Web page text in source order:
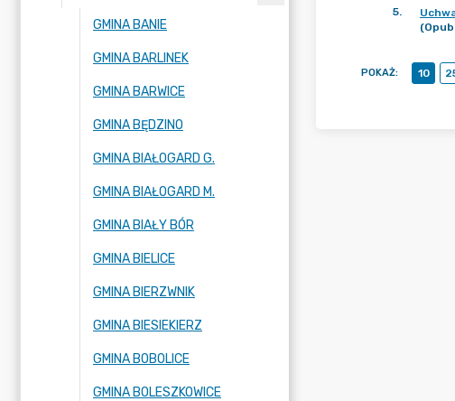
GMINA BANIE
GMINA BARLINEK
GMINA BARWICE
GMINA BĘDZINO
GMINA BIAŁOGARD G.
GMINA BIAŁOGARD M.
GMINA BIAŁY BÓR
GMINA BIELICE
GMINA BIERZWNIK
GMINA BIESIEKIERZ
GMINA BOBOLICE
GMINA BOLESZKOWICE
5.
POKAŻ: 10